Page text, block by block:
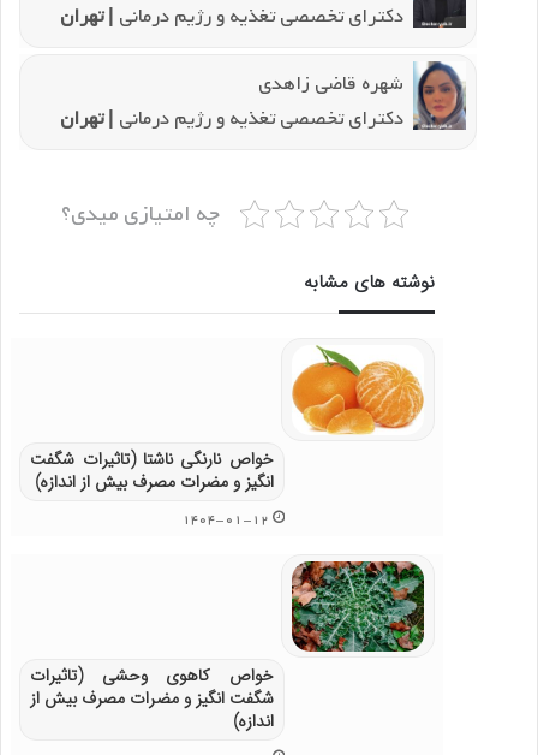
دکترای تخصصی تغذیه و رژیم درمانی | تهران
شهره قاضی زاهدی
دکترای تخصصی تغذیه و رژیم درمانی | تهران
چه امتیازی میدی؟
نوشته های مشابه
خواص نارنگی ناشتا (تاثیرات شگفت
انگیز و مضرات مصرف بیش از اندازه)
۱۴۰۴-۰۱-۱۲
خواص کاهوی وحشی (تاثیرات
شگفت انگیز و مضرات مصرف بیش از
اندازه)